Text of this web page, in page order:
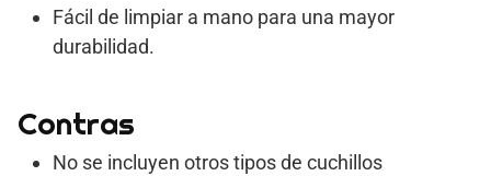
Fácil de limpiar a mano para una mayor
durabilidad.
Contras
No se incluyen otros tipos de cuchillos